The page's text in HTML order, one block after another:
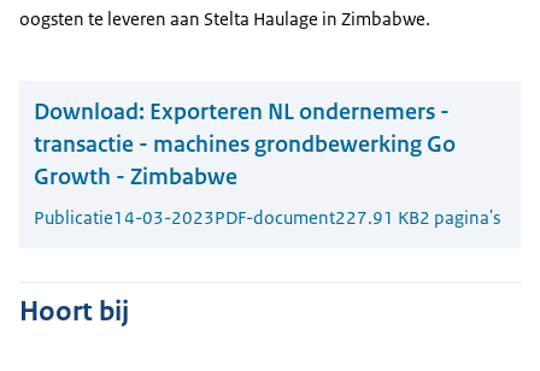
oogsten te leveren aan Stelta Haulage in Zimbabwe.
Download: Exporteren NL ondernemers -
transactie - machines grondbewerking Go
Growth - Zimbabwe
Publicatie14-03-2023PDF-document227.91 KB2 pagina's
Hoort bij